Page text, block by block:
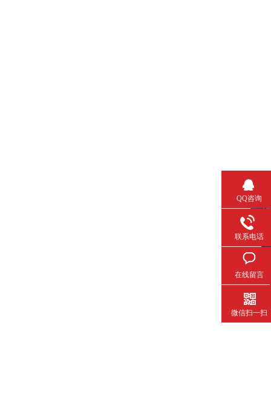
QQ咨询
联系电话
在线留言
微信扫一扫